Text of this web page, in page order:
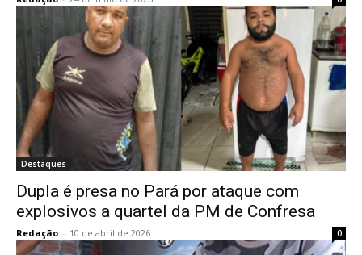
Destaques
Dupla é presa no Pará por ataque com
explosivos a quartel da PM de Confresa
Redação - 10 de abril de 2026 0